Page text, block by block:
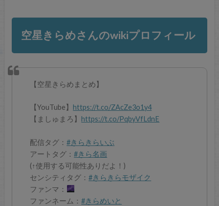
空星きらめさんのwikiプロフィール
【空星きらめまとめ】
【YouTube】https://t.co/ZAcZe3o1y4
【ましゅまろ】https://t.co/PqbyVfLdnE
配信タグ：#きらきらいぶ
アートタグ：#きら名画
(↑使用する可能性ありだよ！)
センシティタグ：#きらきらモザイク
ファンマ：
ファンネーム：#きらめいと